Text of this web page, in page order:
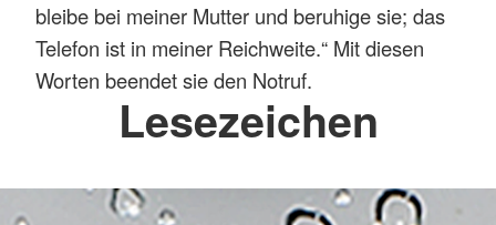
bleibe bei meiner Mutter und beruhige sie; das
Telefon ist in meiner Reichweite.“ Mit diesen
Worten beendet sie den Notruf.
Lesezeichen